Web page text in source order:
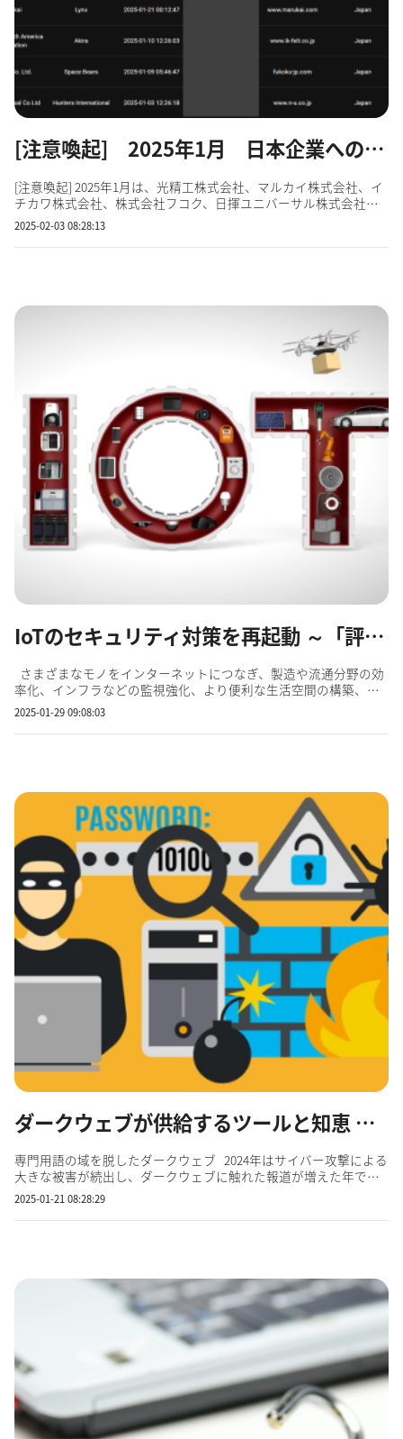
[注意喚起] 2025年1月 日本企業へのランサムウェア攻撃表明
[注意喚起] 2025年1月は、光精工株式会社、マルカイ株式会社、イ
チカワ株式会社、株式会社フコク、日揮ユニバーサル株式会社な
ど、日本企業に対するランサムウェア攻撃表明が5件ありました。
セキュリティに弱点があると取引先に迷惑をかけることにもなり
2025-02-03 08:28:13
IoTのセキュリティ対策を再起動 ～「評価制度」も2025年春にスタート～
さまざまなモノをインターネットにつなぎ、製造や流通分野の効
率化、インフラなどの監視強化、より便利な生活空間の構築、そ
して新しいビジネスを開拓するツールとして位置づけられる
「IoT（Internet of Things）」。2010年代から進展し、その成長は
2025-01-29 09:08:03
ダークウェブが供給するツールと知恵 ～サイバー攻撃の敷居が下る～
専門用語の域を脱したダークウェブ 2024年はサイバー攻撃による
大きな被害が続出し、ダークウェブに触れた報道が増えた年でし
た。特に夏以降は、情報セキュリティとIT分野だけでなく、一般
のビジネス系メディアでも、注釈無しで普通名詞として使われる
2025-01-21 08:28:29